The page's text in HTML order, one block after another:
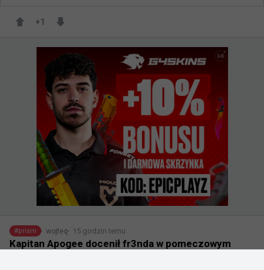
+1
#prism wojteq 15 godzin temu
Kapitan Apogee docenił fr3nda w pomeczowym